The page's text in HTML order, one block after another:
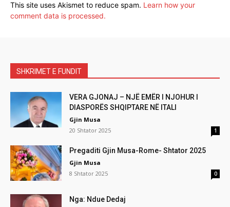
This site uses Akismet to reduce spam. Learn how your
comment data is processed.
SHKRIMET E FUNDIT
VERA GJONAJ – NJË EMËR I NJOHUR I
DIASPORËS SHQIPTARE NË ITALI
Gjin Musa
20 Shtator 2025
1
Pregaditi Gjin Musa-Rome- Shtator 2025
Gjin Musa
8 Shtator 2025
0
Nga: Ndue Dedaj